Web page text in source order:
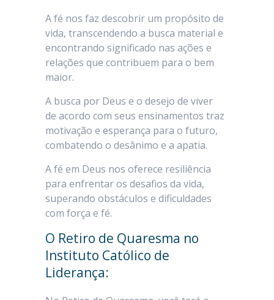
A fé nos faz descobrir um propósito de
vida, transcendendo a busca material e
encontrando significado nas ações e
relações que contribuem para o bem
maior.
A busca por Deus e o desejo de viver
de acordo com seus ensinamentos traz
motivação e esperança para o futuro,
combatendo o desânimo e a apatia.
A fé em Deus nos oferece resiliência
para enfrentar os desafios da vida,
superando obstáculos e dificuldades
com força e fé.
O Retiro de Quaresma no
Instituto Católico de
Liderança: